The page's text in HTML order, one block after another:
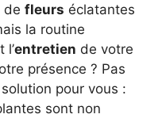
de fleurs éclatantes
la routine
l’entretien de votre
présence ? Pas
pour vous :
sont non